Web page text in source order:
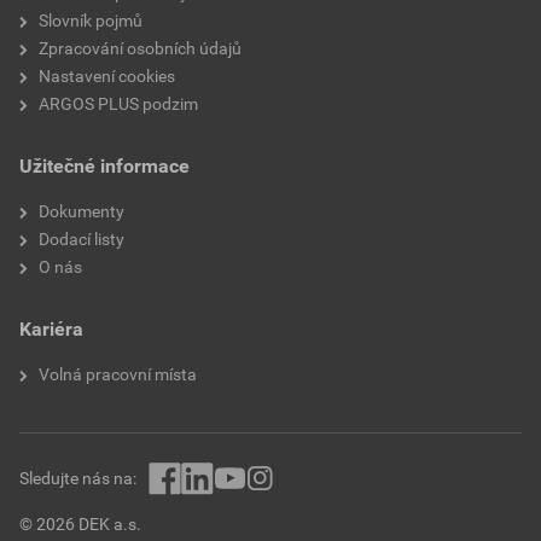
Slovník pojmů
Zpracování osobních údajů
Nastavení cookies
ARGOS PLUS podzim
Užitečné informace
Dokumenty
Dodací listy
O nás
Kariéra
Volná pracovní místa
© 2026 DEK a.s.
Sledujte nás na: